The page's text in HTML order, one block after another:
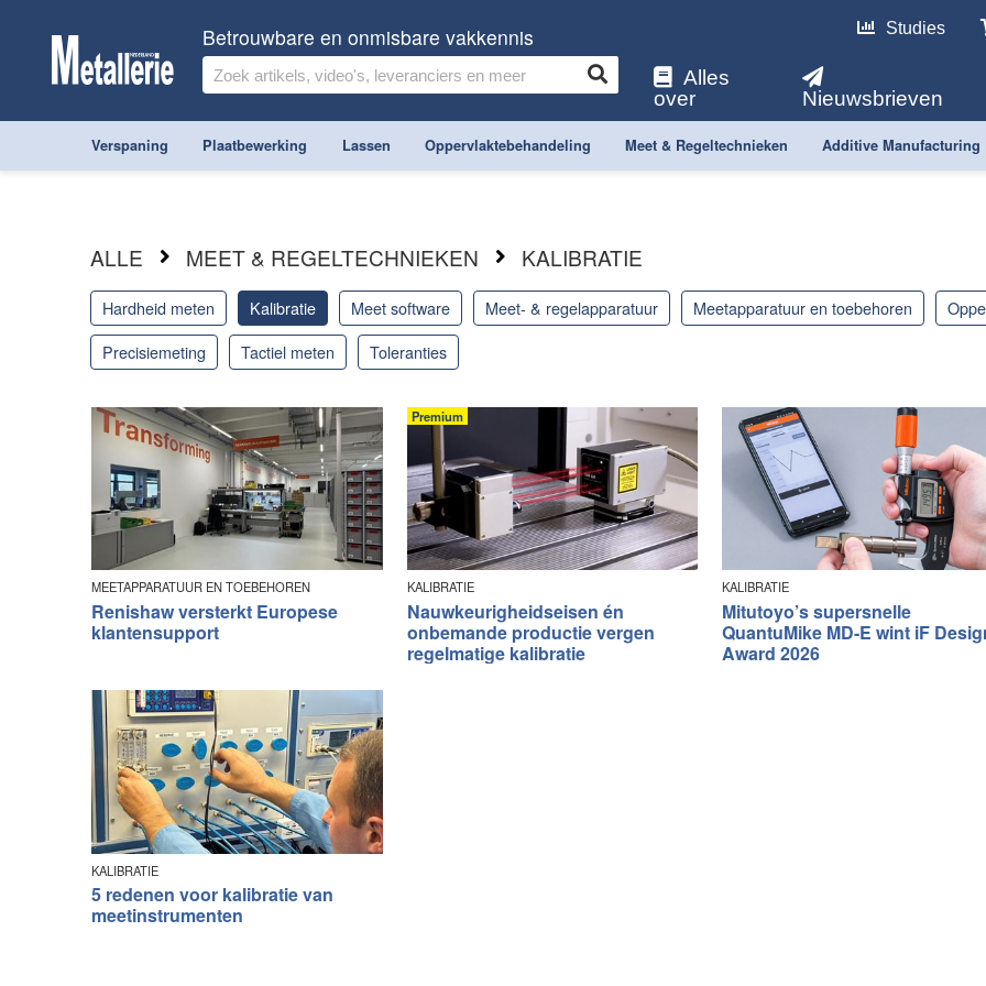
Betrouwbare en onmisbare vakkennis Studies
Alles
over
Nieuwsbrieven
Verspaning Plaatbewerking Lassen Oppervlaktebehandeling Meet & Regeltechnieken Additive Manufacturing
ALLE MEET & REGELTECHNIEKEN KALIBRATIE
hardheid meten kalibratie meet software meet- & regelapparatuur meetapparatuur en toebehoren
precisiemeting
tactiel meten toleranties
MEETAPPARATUUR EN TOEBEHOREN
Renishaw versterkt Europese
klantensupport
Premium
KALIBRATIE
Nauwkeurigheidseisen én
onbemande productie vergen
regelmatige kalibratie
KALIBRATIE
Mitutoyo’s supersnelle
QuantuMike MD‑E wint iF
Award 2026
KALIBRATIE
5 redenen voor kalibratie van
meetinstrumenten